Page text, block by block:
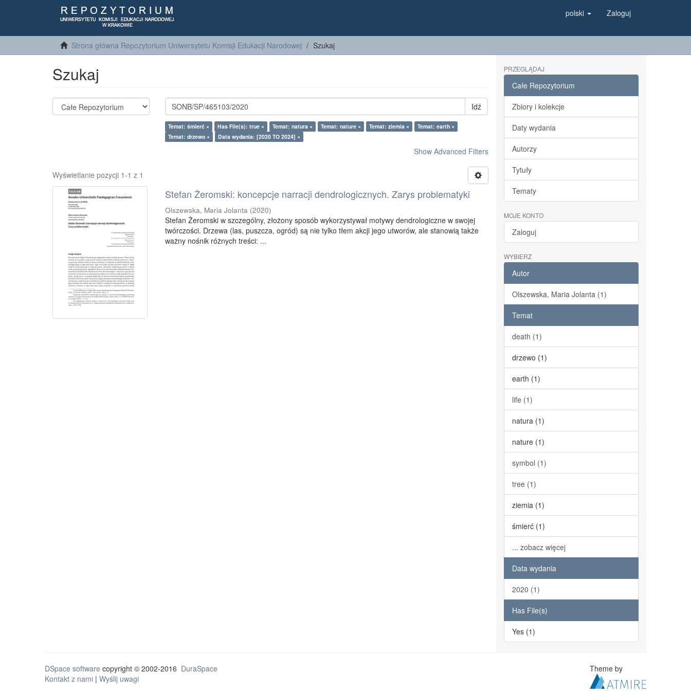
polski Zaloguj
Strona główna Repozytorium Uniwersytetu Komisji Edukacji Narodowej Szukaj
Szukaj
Idź
Temat: śmierć × Has File(s): true × Temat: natura × Temat: nature × Temat: ziemia ×
Temat: earth ×
Temat: drzewo ×
Data wydania: [2020 TO 2024] ×
Show Advanced Filters
Wyświetlanie pozycji 1-1 z 1
Stefan Żeromski: koncepcje narracji dendrologicznych. Zarys problematyki
Olszewska, Maria Jolanta (2020)
Stefan Żeromski w szczególny, złożony sposób wykorzystywał motywy dendrologiczne w swojej
twórczości. Drzewa (las, puszcza, ogród) są nie tylko tłem akcji jego utworów, ale stanowią także
ważny nośnik różnych treści: ...
PRZEGLĄDAJ
Całe Repozytorium
Zbiory i kolekcje
Daty wydania
Autorzy
Tytuły
Tematy
MOJE KONTO
Zaloguj
WYBIERZ
Autor
Olszewska, Maria Jolanta (1)
Temat
death (1)
drzewo (1)
earth (1)
life (1)
natura (1)
nature (1)
symbol (1)
tree (1)
ziemia (1)
śmierć (1)
... zobacz więcej
Data wydania
2020 (1)
Has File(s)
Yes (1)
DSpace software copyright © 2002-2016 DuraSpace
Kontakt z nami | Wyślij uwagi
Theme by